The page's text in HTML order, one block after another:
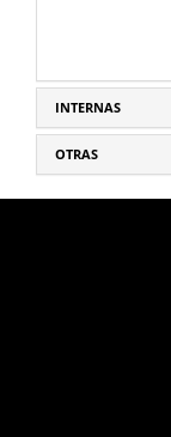
INTERNAS
OTRAS